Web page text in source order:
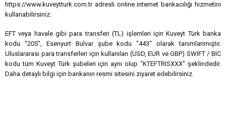
https://www.kuveytturk.com.tr adresli online internet bankacılığı hizmetini
kullanabilirsiniz.
EFT veya havale gibi para transferi (TL) işlemleri için Kuveyt Türk banka
kodu "205", Esenyurt Bulvar şube kodu "443" olarak tanımlanmıştır.
Uluslararası para transferleri için kullanılan (USD, EUR ve GBP) SWIFT / BIC
kodu tüm Kuveyt Türk şubeleri için aynı olup "KTEFTRISXXX" şeklindedir.
Daha detaylı bilgi için bankanın resmi sitesini ziyaret edebilirsiniz.